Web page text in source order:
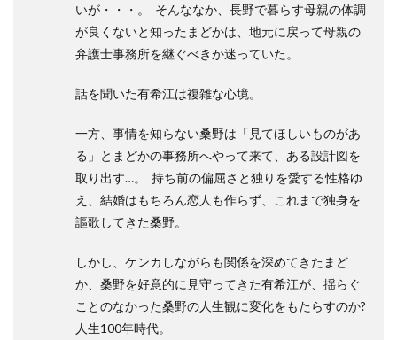
いが・・・。 そんななか、長野で暮らす母親の体調
が良くないと知ったまどかは、地元に戻って母親の
弁護士事務所を継ぐべきか迷っていた。
話を聞いた有希江は複雑な心境。
一方、事情を知らない桑野は「見てほしいものがあ
る」とまどかの事務所へやって来て、ある設計図を
取り出す…。 持ち前の偏屈さと独りを愛する性格ゆ
え、結婚はもちろん恋人も作らず、これまで独身を
謳歌してきた桑野。
しかし、ケンカしながらも関係を深めてきたまど
か、桑野を好意的に見守ってきた有希江が、揺らぐ
ことのなかった桑野の人生観に変化をもたらすのか?
人生100年時代。